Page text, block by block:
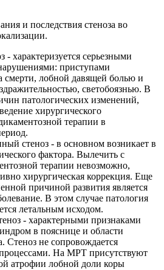
и последствия стеноза во
- характеризуется серьезными
приступами
смерти, лобной давящей болью и
светобоязнью. В
патологических изменений,
хирургического
терапии в
стеноз - в основном возникает в
фактора. Вылечить с
терапии невозможно,
хирургическая коррекция. Еще
причиной развития является
В этом случае патология
летальным исходом.
- характерными признаками
в пояснице и области
Стеноз не сопровождается
На МРТ присутствуют
атрофии лобной доли коры